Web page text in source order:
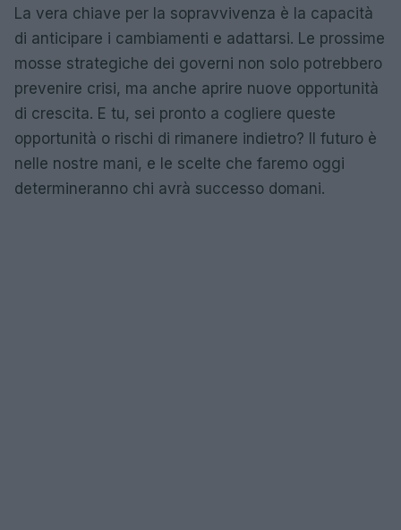
La vera chiave per la sopravvivenza è la capacità
di anticipare i cambiamenti e adattarsi. Le prossime
mosse strategiche dei governi non solo potrebbero
prevenire crisi, ma anche aprire nuove opportunità
di crescita. E tu, sei pronto a cogliere queste
opportunità o rischi di rimanere indietro? Il futuro è
nelle nostre mani, e le scelte che faremo oggi
determineranno chi avrà successo domani.